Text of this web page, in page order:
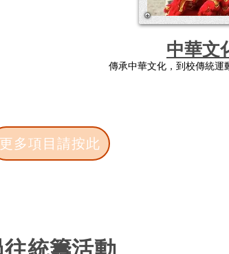
中華文
傳承中華文化，到校傳統運
更多項目請按此